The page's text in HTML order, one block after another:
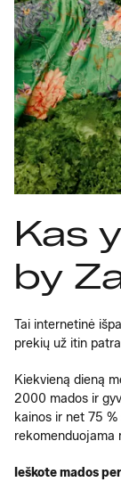
Kas
by
Tai internetinė
prekių už itin
Kiekvieną dieną
2000 mados ir
kainos ir net 75
rekomenduojama
Ieškote mados